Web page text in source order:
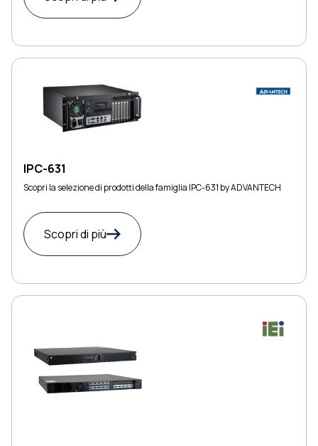
IPC-631
Scopri la selezione di prodotti della famiglia IPC-631 by ADVANTECH
Scopri di più